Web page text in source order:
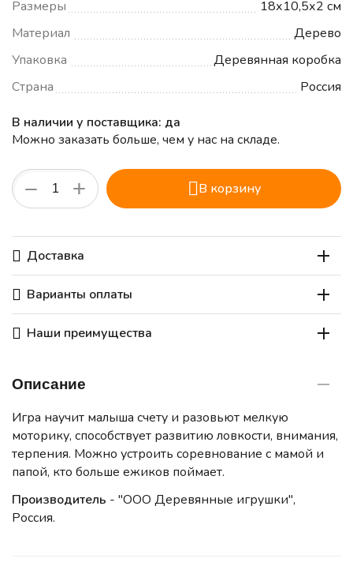
Размеры
18х10,5х2 см
Материал
Дерево
Упаковка
Деревянная коробка
Страна
Россия
В наличии у поставщика: да
Можно заказать больше, чем у нас на складе.
+
− В корзину
Доставка
Варианты оплаты
Наши преимущества
Описание
Игра научит малыша счету и разовьют мелкую
моторику, способствует развитию ловкости, внимания,
терпения. Можно устроить соревнование с мамой и
папой, кто больше ежиков поймает.
Производитель - "ООО Деревянные игрушки",
Россия.